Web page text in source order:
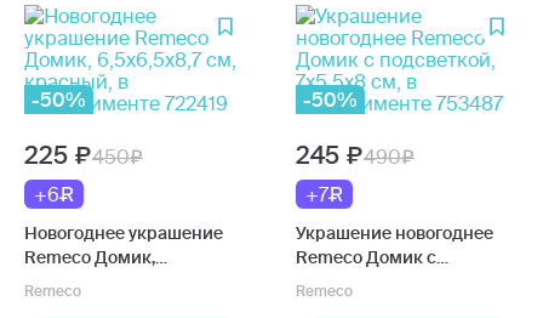
-50%
225
450
+6
Новогоднее украшение
Remeco Домик,
6,5х6,5х8,7 см, красный, в
Remeco
-50%
245
490
+7
Украшение новогоднее
Remeco Домик с
подсветкой, 7х5,5х8 см, в
Remeco